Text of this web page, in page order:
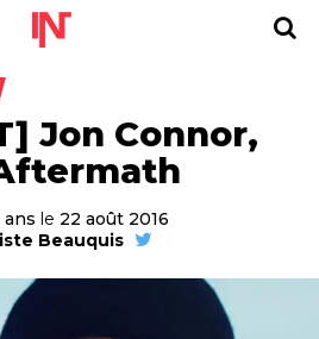
Jon Connor,
ans le 22 août 2016
Beauquis